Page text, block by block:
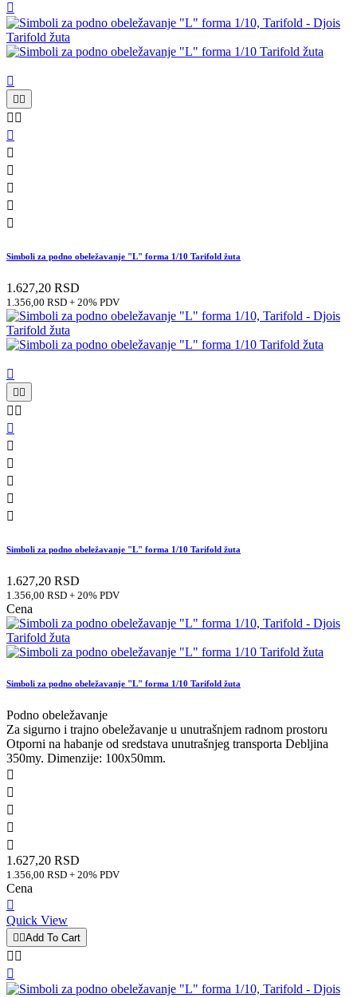



 






Simboli za podno obeležavanje "L" forma 1/10 Tarifold žuta
1.627,20 RSD
1.356,00 RSD + 20% PDV


 






Simboli za podno obeležavanje "L" forma 1/10 Tarifold žuta
1.627,20 RSD
1.356,00 RSD + 20% PDV
Cena
Simboli za podno obeležavanje "L" forma 1/10 Tarifold žuta
Podno obeležavanje
Za sigurno i trajno obeležavanje u unutrašnjem radnom prostoru
Otporni na habanje od sredstava unutrašnjeg transporta Debljina
350my. Dimenzije: 100x50mm.





1.627,20 RSD
1.356,00 RSD + 20% PDV
Cena

Quick View
 Add To Cart
 
